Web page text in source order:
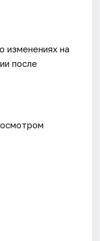
изменениях на
после